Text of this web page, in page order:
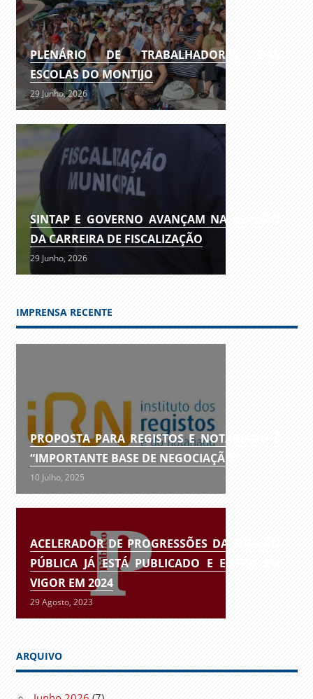
PLENÁRIO DE TRABALHADORES DAS
ESCOLAS DO MONTIJO
29 Junho, 2026
SINTAP E GOVERNO AVANÇAM NA REVISÃO
DA CARREIRA DE FISCALIZAÇÃO
29 Junho, 2026
IMPRENSA RECENTE
PROPOSTA PARA REGISTOS E NOTARIADO É
“IMPORTANTE BASE DE NEGOCIAÇÃO”
10 Julho, 2025
ACELERADOR DE PROGRESSÕES DA FUNÇÃO
PÚBLICA JÁ ESTÁ PUBLICADO E ENTRA EM
VIGOR EM 2024
29 Agosto, 2023
ARQUIVO